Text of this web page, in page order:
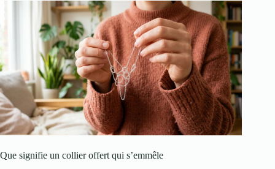
Que signifie un collier offert qui s’emmêle